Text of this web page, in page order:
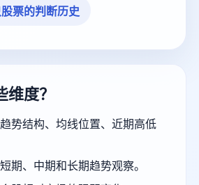
票的判断历史
度？
势结构、均线位置、近期高低
期、中期和长期趋势观察。